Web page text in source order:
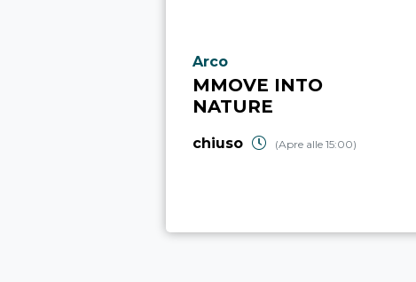
Località punto di interesse
Arco
MMOVE INTO
NATURE
chiuso (Apre alle 15:00)